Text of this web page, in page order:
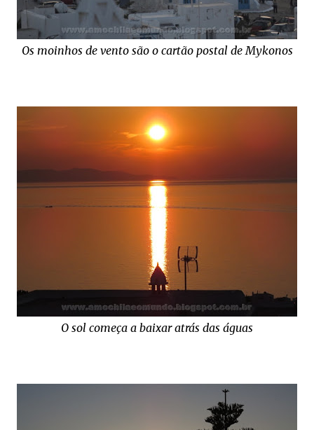
Os moinhos de vento são o cartão postal de Mykonos
O sol começa a baixar atrás das águas